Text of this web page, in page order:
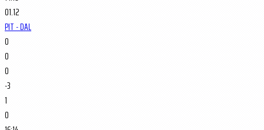
01.12
PIT - DAL
0
0
0
-3
1
0